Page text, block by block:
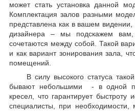
может стать установка данной
Комплектация залов разными
представлена как в вашем
дизайнера – мы подскажем
сочетаются между собой. Такой
и как вариант зонирования зала,
помещений.
В силу высокого статуса такой
бывают небольшими - в одной
кресел, что гарантирует быстроту
специалисты, при необходимости,